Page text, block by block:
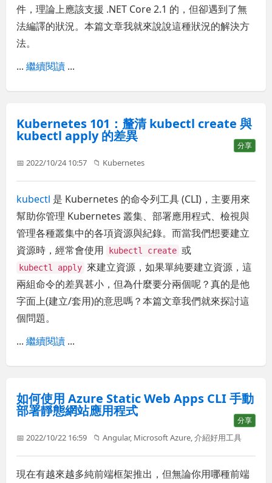
件，理論上應該支援 .NET Core 2.1 的，但卻遇到了無
法編譯的狀況。本篇文章我就來說說這種狀況的解決方
法。
...繼續閱讀 ...
Kubernetes 101：釐清 kubectl create 與
kubectl apply 的差異
分享
📅 2022/10/24 10:57 📁 Kubernetes
kubectl 是 Kubernetes 的命令列工具 (CLI)，主要用來
幫助你管理 Kubernetes 叢集、部署應用程式、檢視與
管理各種叢集中的各項資源與紀錄。而當我們想要建立
資源時，經常會使用
kubectl create 或
kubectl apply 來建立資源，如果單純要建立資源，這
兩組命令的差異甚小，但為什麼要分兩個呢？真的是他
字面上(建立/套用)的意思嗎？本篇文章我們就來探討這
個問題。
...繼續閱讀 ...
如何使用 Azure Static Web Apps CLI 手動
部署靜態網站應用程式
分享
📅 2022/10/22 16:59 📁Angular, Microsoft Azure ,介紹好用工具
現在有越來越多純前端框架推出，但無論你用哪種前端